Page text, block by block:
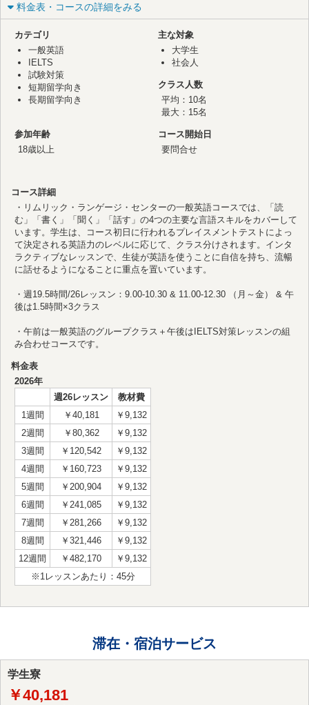
料金表・コースの詳細をみる
カテゴリ
一般英語
IELTS
試験対策
短期留学向き
長期留学向き
主な対象
大学生
社会人
クラス人数
平均：10名
最大：15名
参加年齢
18歳以上
コース開始日
要問合せ
コース詳細
・リムリック・ランゲージ・センターの一般英語コースでは、「読
む」「書く」「聞く」「話す」の4つの主要な言語スキルをカバーして
います。学生は、コース初日に行われるプレイスメントテストによっ
て決定される英語力のレベルに応じて、クラス分けされます。インタ
ラクティブなレッスンで、生徒が英語を使うことに自信を持ち、流暢
に話せるようになることに重点を置いています。
・週19.5時間/26レッスン：9.00-10.30 & 11.00-12.30 （月～金） & 午
後は1.5時間×3クラス
・午前は一般英語のグループクラス＋午後はIELTS対策レッスンの組
み合わせコースです。
料金表
2026年
週26レッスン
教材費
1週間
￥40,181
￥9,132
2週間
￥80,362
￥9,132
3週間
￥120,542
￥9,132
4週間
￥160,723
￥9,132
5週間
￥200,904
￥9,132
6週間
￥241,085
￥9,132
7週間
￥281,266
￥9,132
8週間
￥321,446
￥9,132
12週間
￥482,170
￥9,132
※1レッスンあたり：45分
滞在・宿泊サービス
学生寮
￥40,181